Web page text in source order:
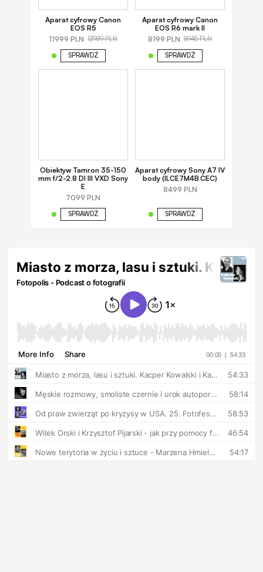
Aparat cyfrowy Canon
EOS R5
11999 PLN 12989 PLN
SPRAWDŹ
Aparat cyfrowy Canon
EOS R6 mark II
8199 PLN 8945 PLN
SPRAWDŹ
Obiektyw Tamron 35-150
mm f/2-2.8 DI III VXD Sony
E
7099 PLN
SPRAWDŹ
Aparat cyfrowy Sony A7 IV
body (ILCE7M4B.CEC)
8499 PLN
SPRAWDŹ